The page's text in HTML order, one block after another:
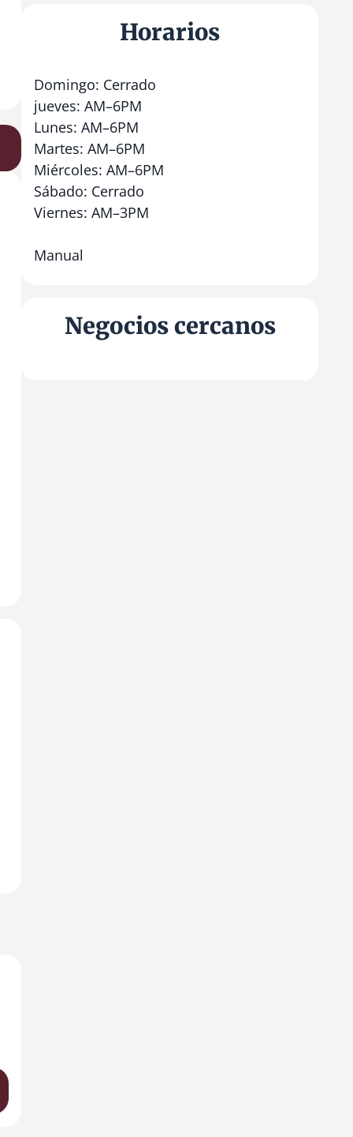
Horarios
Domingo: Cerrado
jueves: AM–6PM
Lunes: AM–6PM
Martes: AM–6PM
Miércoles: AM–6PM
Sábado: Cerrado
Viernes: AM–3PM
Manual
Negocios cercanos